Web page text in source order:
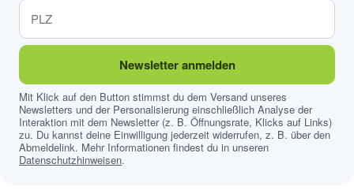
Newsletter anmelden
Mit Klick auf den Button stimmst du dem Versand unseres
Newsletters und der Personalisierung einschließlich Analyse der
Interaktion mit dem Newsletter (z. B. Öffnungsrate, Klicks auf Links)
zu. Du kannst deine Einwilligung jederzeit widerrufen, z. B. über den
Abmeldelink. Mehr Informationen findest du in unseren
Datenschutzhinweisen.